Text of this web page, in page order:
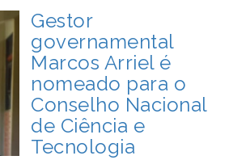
Gestor
governamental
Marcos Arriel é
nomeado para o
Conselho Nacional
de Ciência e
Tecnologia